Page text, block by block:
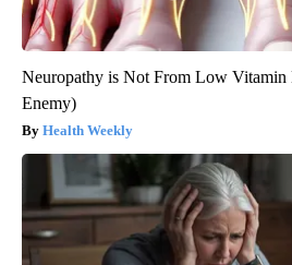
Neuropathy is Not From Low Vitamin
Enemy)
Health Weekly